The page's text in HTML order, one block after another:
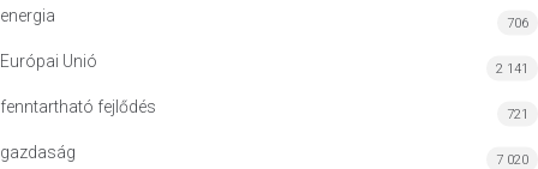
energia 706
Európai Unió 2 141
fenntartható fejlődés 721
gazdaság 7 020